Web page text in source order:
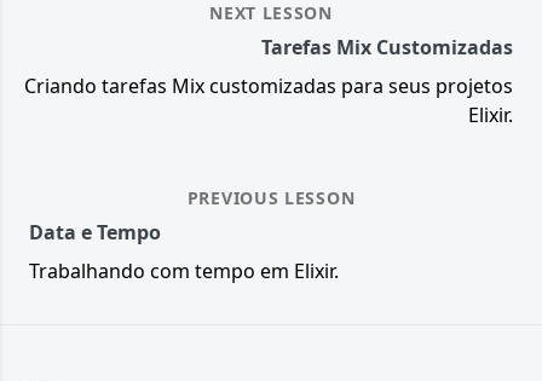
PREVIOUS LESSON
Data e Tempo
Trabalhando com tempo em Elixir.
NEXT LESSON
Tarefas Mix Customizadas
Criando tarefas Mix customizadas para seus projetos
Elixir.